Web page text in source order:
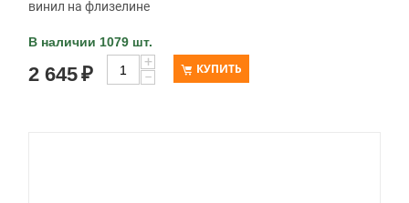
винил на флизелине
В наличии 1079 шт.
2 645₽
+
−
КУПИТЬ